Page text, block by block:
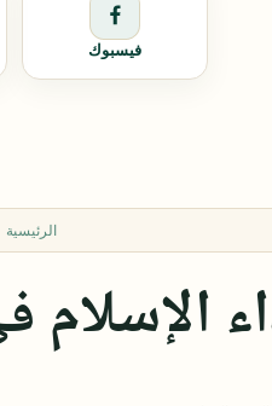
فيسبوك
الرئيسية
الإسلام